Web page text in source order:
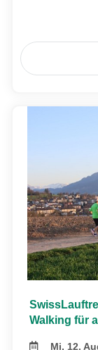
Walking für
Mi, 12.